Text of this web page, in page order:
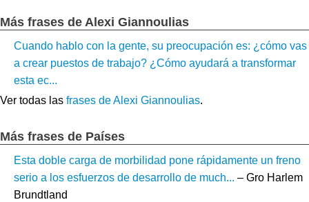
Más frases de Alexi Giannoulias
Cuando hablo con la gente, su preocupación es: ¿cómo vas
a crear puestos de trabajo? ¿Cómo ayudará a transformar
esta ec...
Ver todas las frases de Alexi Giannoulias.
Más frases de Países
Esta doble carga de morbilidad pone rápidamente un freno
serio a los esfuerzos de desarrollo de much... – Gro Harlem
Brundtland